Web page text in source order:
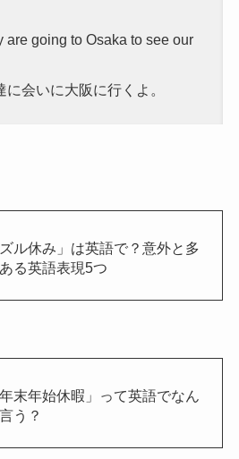
are going to Osaka to see our
会いに大阪に行くよ。
ズル休み」は英語で？意外と多
る英語表現5つ
年末年始休暇」って英語でなん
う？